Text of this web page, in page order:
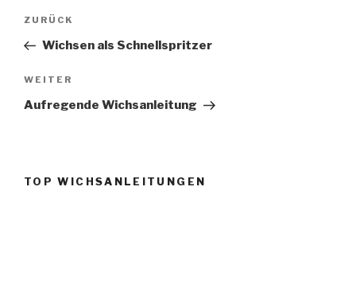
Beitragsnavigation
Vorheriger
Beitrag
ZURÜCK
Wichsen als Schnellspritzer
Nächster
Beitrag
WEITER
Aufregende Wichsanleitung
TOP WICHSANLEITUNGEN